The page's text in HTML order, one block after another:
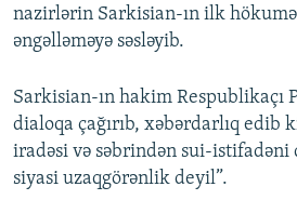
nazirlərin Sarkisian-ın ilk hökumət
əngəlləməyə səsləyib.
Sarkisian-ın hakim Respublikaçı
dialoqa çağırıb, xəbərdarlıq edib
iradəsi və səbrindən sui-
siyasi uzaqgörənlik deyil”.